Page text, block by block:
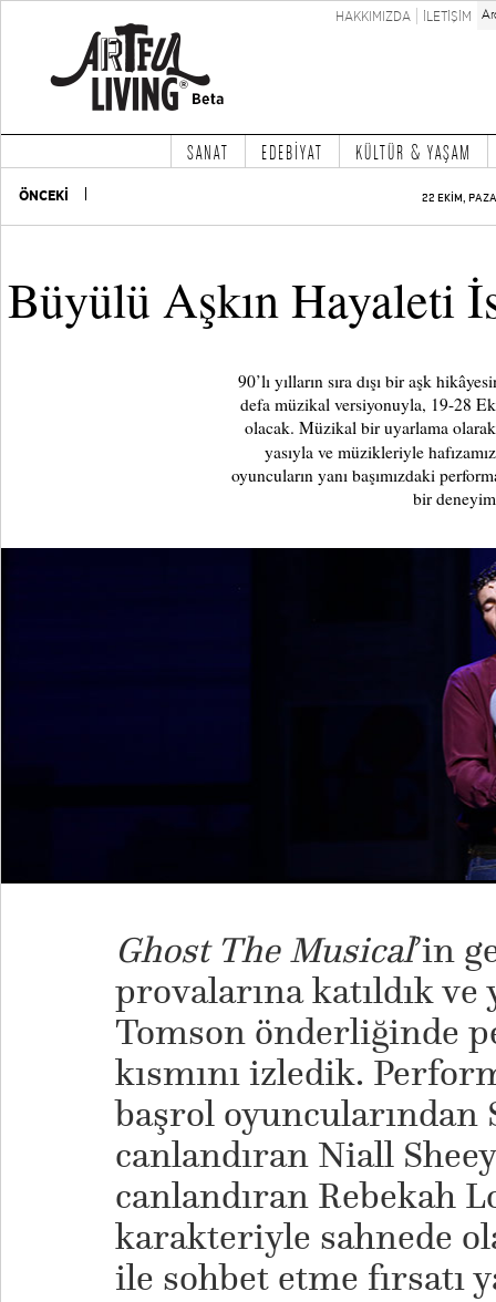
HAKKIMIZDA İLETİŞİM
SANAT EDEBİYAT KÜLTÜR & YAŞAM
ÖNCEKİ 22 EKİM,
Büyülü Aşkın Hayaleti
90’lı yılların sıra dışı bir aşk
defa müzikal versiyonuyla, 19-28
olacak. Müzikal bir uyarlama olarak
yasıyla ve müzikleriyle
oyuncuların yanı başımızdaki
bir
Ghost The Musical’in
provalarına katıldık
Tomson önderliğinde
kısmını izledik.
başrol
canlandıran Niall
canlandıran Rebekah
karakteriyle sahnede
ile sohbet etme fırsatı